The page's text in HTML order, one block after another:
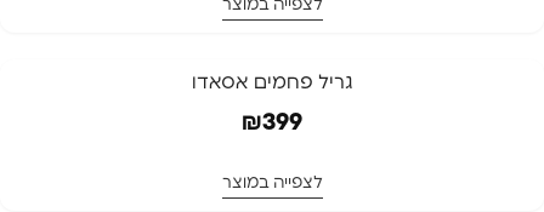
לצפייה במוצר
גריל פחמים אסאדו
₪399
לצפייה במוצר